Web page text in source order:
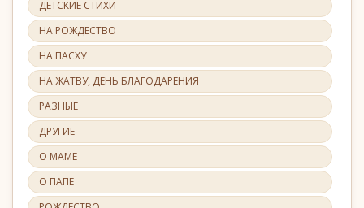
ДЕТСКИЕ СТИХИ
НА РОЖДЕСТВО
НА ПАСХУ
НА ЖАТВУ, ДЕНЬ БЛАГОДАРЕНИЯ
РАЗНЫЕ
ДРУГИЕ
О МАМЕ
О ПАПЕ